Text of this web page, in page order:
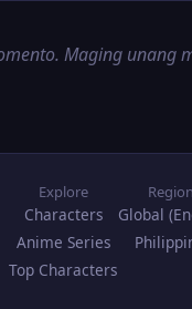
Maging unang
Explore
Characters
Anime Series
Top Characters
Global